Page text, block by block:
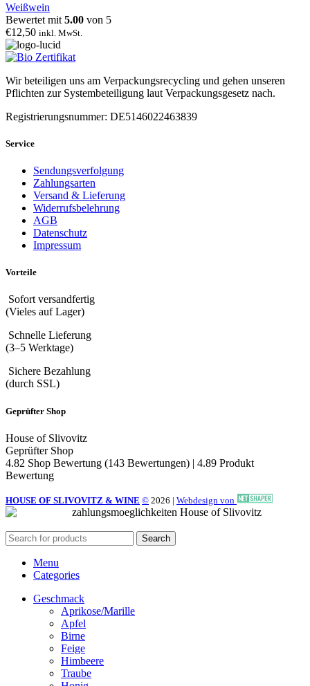
Weißwein
Bewertet mit 5.00 von 5
€12,50 inkl. MwSt.
Wir beteiligen uns am Verpackungsrecycling und gehen unseren
Pflichten zur Systembeteiligung laut Verpackungsgesetz nach.
Registrierungsnummer: DE5146022463839
Service
Sendungsverfolgung
Zahlungsarten
Versand & Lieferung
Widerrufsbelehrung
AGB
Datenschutz
Impressum
Vorteile
Sofort versandfertig
(Vieles auf Lager)
Schnelle Lieferung
(3–5 Werktage)
Sichere Bezahlung
(durch SSL)
Geprüfter Shop
House of Slivovitz
Geprüfter Shop
4.82 Shop Bewertung (143 Bewertungen) | 4.89 Produkt
Bewertung
HOUSE OF SLIVOVITZ & WINE © 2026 | Webdesign von
Search
Menu
Categories
Geschmack
Aprikose/Marille
Apfel
Birne
Feige
Himbeere
Traube